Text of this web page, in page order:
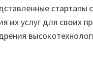
стартапы
их услуг для своих